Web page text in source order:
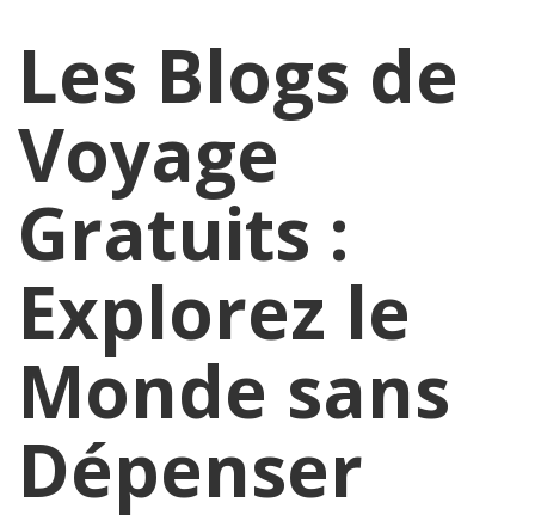
Les Blogs de
Voyage
Gratuits :
Explorez le
Monde sans
Dépenser